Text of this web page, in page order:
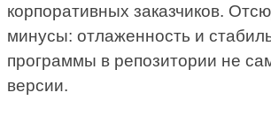
корпоративных заказчиков.
минусы: отлаженность и
программы в репозитории не
версии.